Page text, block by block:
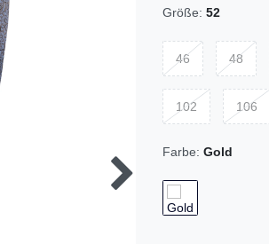
Größe: 52
46 48
102 106
Farbe: Gold